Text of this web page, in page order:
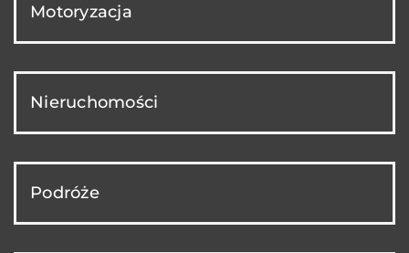
Motoryzacja
Nieruchomości
Podróże